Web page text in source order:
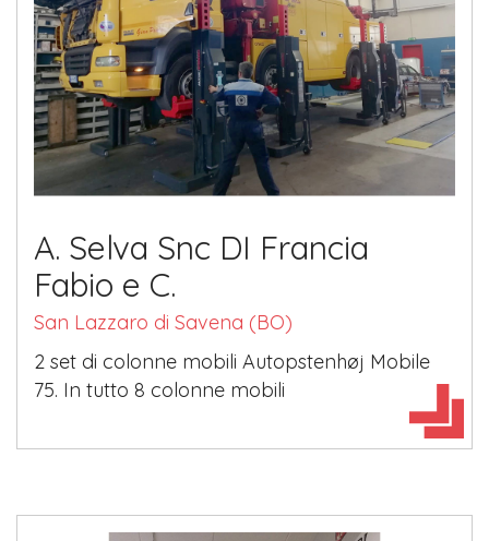
A. Selva Snc DI Francia
Fabio e C.
San Lazzaro di Savena (BO)
2 set di colonne mobili Autopstenhøj Mobile
75. In tutto 8 colonne mobili